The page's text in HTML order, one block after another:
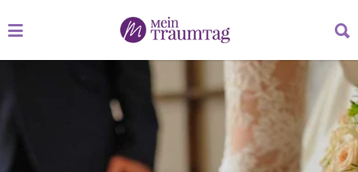
nach:
nach: